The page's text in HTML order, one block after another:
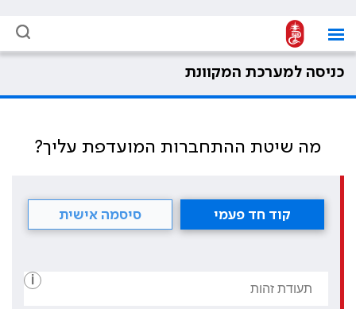
כניסה למערכת המקוונת
מה שיטת ההתחברות המועדפת עליך?
קוד חד פעמי סיסמה אישית
i